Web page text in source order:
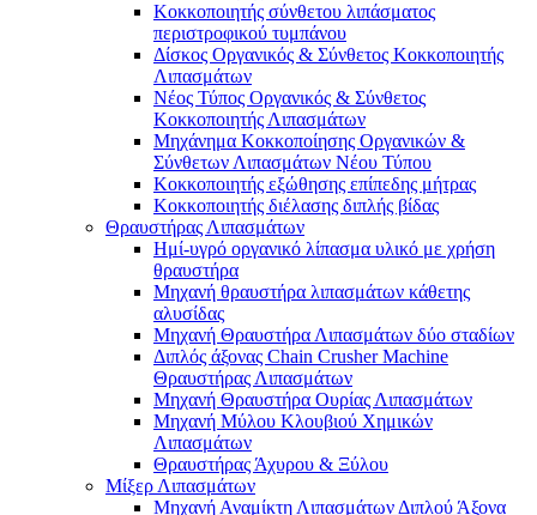
Κοκκοποιητής σύνθετου λιπάσματος
περιστροφικού τυμπάνου
Δίσκος Οργανικός & Σύνθετος Κοκκοποιητής
Λιπασμάτων
Νέος Τύπος Οργανικός & Σύνθετος
Κοκκοποιητής Λιπασμάτων
Μηχάνημα Κοκκοποίησης Οργανικών &
Σύνθετων Λιπασμάτων Νέου Τύπου
Κοκκοποιητής εξώθησης επίπεδης μήτρας
Κοκκοποιητής διέλασης διπλής βίδας
Θραυστήρας Λιπασμάτων
Ημί-υγρό οργανικό λίπασμα υλικό με χρήση
θραυστήρα
Μηχανή θραυστήρα λιπασμάτων κάθετης
αλυσίδας
Μηχανή Θραυστήρα Λιπασμάτων δύο σταδίων
Διπλός άξονας Chain Crusher Machine
Θραυστήρας Λιπασμάτων
Μηχανή Θραυστήρα Ουρίας Λιπασμάτων
Μηχανή Μύλου Κλουβιού Χημικών
Λιπασμάτων
Θραυστήρας Άχυρου & Ξύλου
Μίξερ Λιπασμάτων
Μηχανή Αναμίκτη Λιπασμάτων Διπλού Άξονα